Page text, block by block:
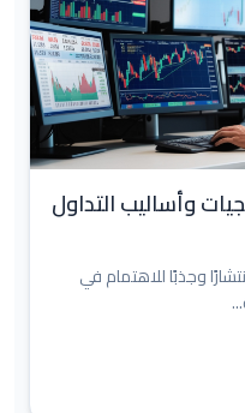
وأساليب التداول
وجذبًا للاهتمام في